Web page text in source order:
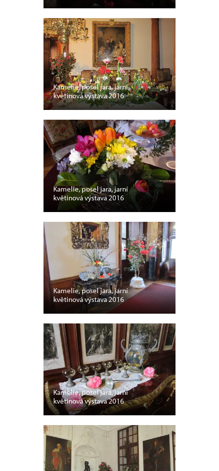
Kamelie, posel jara, jarní
květinová výstava 2016
Kamelie, posel jara, jarní
květinová výstava 2016
Kamelie, posel jara, jarní
květinová výstava 2016
Kamelie, posel jara, jarní
květinová výstava 2016